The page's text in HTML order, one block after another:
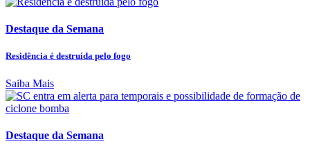
Destaque da Semana
Residência é destruída pelo fogo
Saiba Mais
Destaque da Semana